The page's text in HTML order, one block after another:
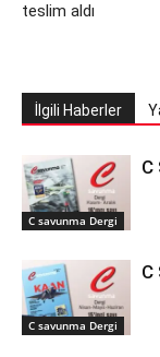
teslim aldı
İlgili Haberler
C savunma Dergi
C
C savunma Dergi
C